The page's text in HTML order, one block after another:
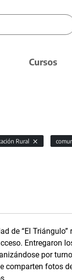
Cursos
Rural
de “El
Entregaron
por
comparten fotos